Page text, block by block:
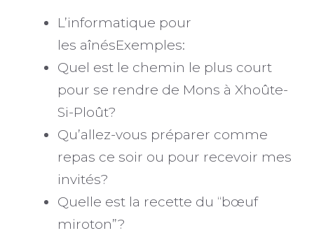
L’informatique pour
les aînésExemples:
Quel est le chemin le plus court
pour se rendre de Mons à Xhoûte-
Si-Ploût?
Qu’allez-vous préparer comme
repas ce soir ou pour recevoir mes
invités?
Quelle est la recette du “bœuf
miroton”?